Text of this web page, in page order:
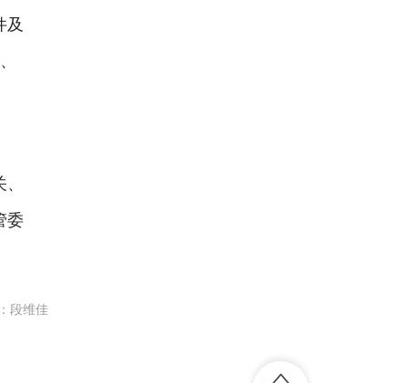
及
委
段维佳